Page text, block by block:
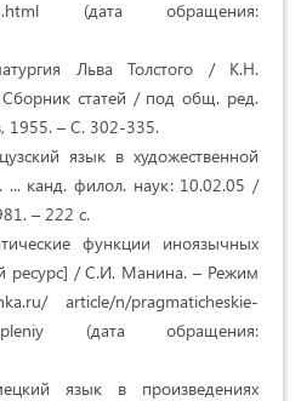
(дата обращения:
Льва Толстого / К.Н.
статей / под общ. ред.
1955. – С. 302-335.
язык в художественной
... канд. филол. наук: 10.02.05 /
– 222 с.
функции иноязычных
ресурс] / С.И. Манина. – Режим
article/n/pragmaticheskie-
(дата обращения:
язык в произведениях